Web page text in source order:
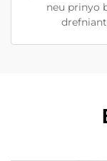
neu prinyo